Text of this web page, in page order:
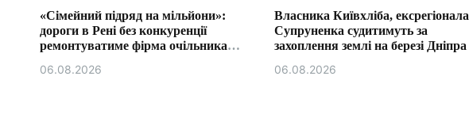
«Сімейний підряд на мільйони»:
дороги в Рені без конкуренції
ремонтуватиме фірма очільника
06.08.2026
Власника Київхліба, ексрегіонала
Супруненка судитимуть за
захоплення землі на березі Дніпра
06.08.2026